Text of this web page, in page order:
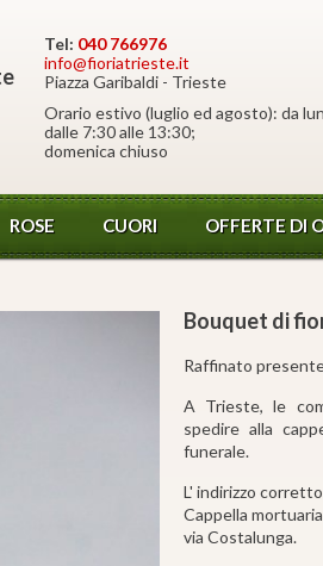
Tel: 040 766976
info@fioriatrieste.it
Piazza Garibaldi - Trieste
Orario estivo (luglio ed agosto): da
dalle 7:30 alle 13:30;
domenica chiuso
ROSE CUORI OFFERTE DI
Bouquet di
Raffinato
A Trieste, le
spedire alla
funerale.
L' indirizzo
Cappella
via Costalunga.